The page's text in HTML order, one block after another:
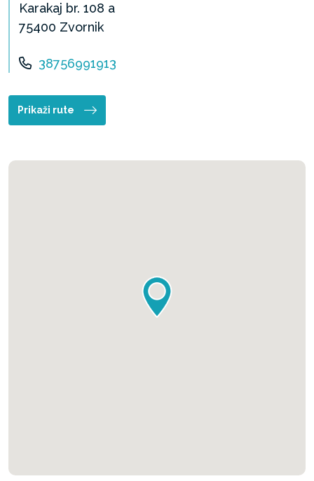
Karakaj br. 108 a
75400 Zvornik
38756991913
Prikaži rute